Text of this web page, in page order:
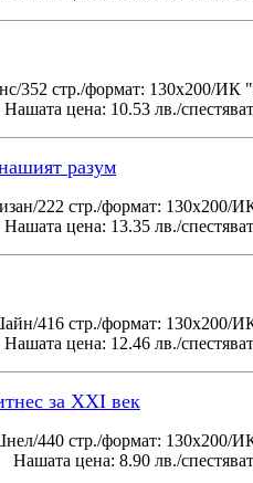
352 стр./формат: 130х200/ИК
Нашата цена: 10.53 лв./
разум
222 стр./формат: 130х200/
Нашата цена: 13.35 лв./
416 стр./формат: 130х200/
Нашата цена: 12.46 лв./
за XXI век
440 стр./формат: 130х200/
Нашата цена: 8.90 лв./